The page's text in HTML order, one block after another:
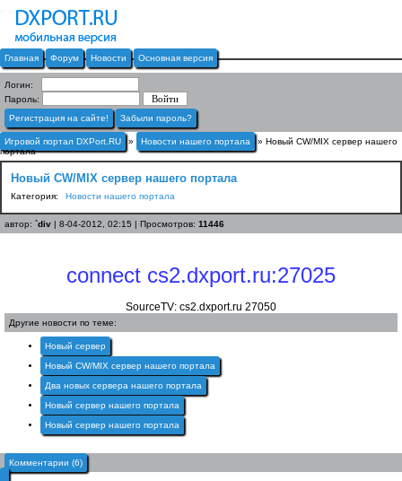
Главная Форум Новости Основная версия
Логин:
Пароль:
Регистрация на сайте!
Забыли пароль?
Игровой портал DXPort.RU » Новости нашего портала
» Новый CW/MIX сервер нашего
портала
Новый CW/MIX сервер нашего портала
Категория: Новости нашего портала
автор: `div | 8-04-2012, 02:15 | Просмотров: 11446
connect cs2.dxport.ru:27025
SourceTV: cs2.dxport.ru 27050
Другие новости по теме:
Новый сервер
Новый CW/MIX сервер нашего портала
Два новых сервера нашего портала
Новый сервер нашего портала
Новый сервер нашего портала
Комментарии (6)